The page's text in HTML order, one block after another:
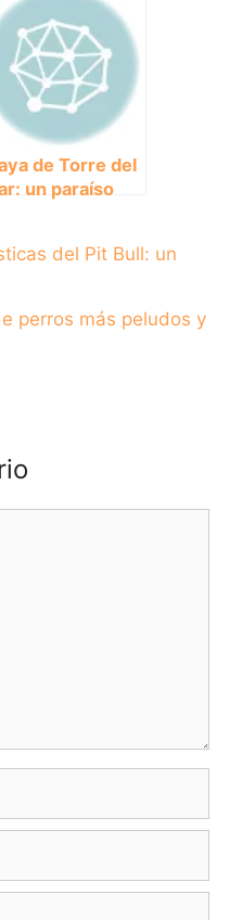
este
de Torre del
un paraíso
del Pit Bull: un
perros más peludos y